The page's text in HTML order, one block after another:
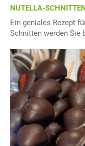
NUTELLA-
Ein geniales Rezept
Schnitten werden Sie